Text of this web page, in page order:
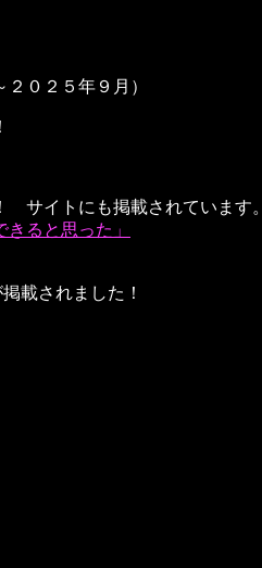
０２５年９月）
サイトにも掲載されています。
ると思った」
載されました！